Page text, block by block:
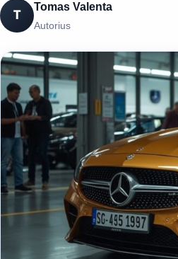
T
Tomas Valenta
Autorius